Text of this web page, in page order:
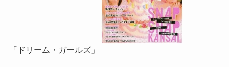
「ドリーム・ガールズ」